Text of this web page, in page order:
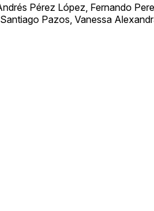
Pérez López, Fernando
Pazos, Vanessa